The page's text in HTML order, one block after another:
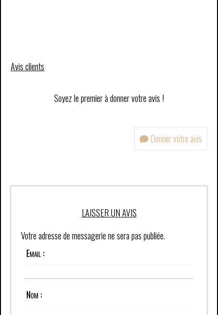
Avis clients
Soyez le premier à donner votre avis !
Donner votre avis
LAISSER UN AVIS
Votre adresse de messagerie ne sera pas publiée.
Email :
Nom :